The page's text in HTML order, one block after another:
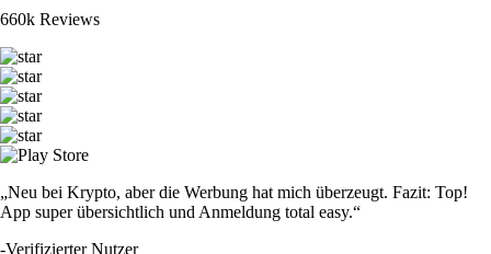
660k Reviews
„Neu bei Krypto, aber die Werbung hat mich überzeugt. Fazit: Top!
App super übersichtlich und Anmeldung total easy.“
-Verifizierter Nutzer